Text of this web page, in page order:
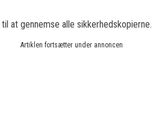
til at gennemse alle sikkerhedskopierne.
Artiklen fortsætter under annoncen